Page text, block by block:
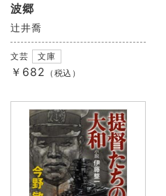
波郷
辻井喬
文芸 文庫
￥682 （税込）